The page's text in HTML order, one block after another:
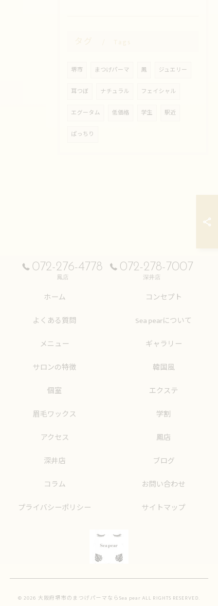
タグ Tags
堺市 まつげパーマ 鳳 ジュエリー
耳つぼ ナチュラル フェイシャル
エグータム 低価格 学生 駅近
ぱっちり
072-276-4778
鳳店
072-278-7007
深井店
ホーム
コンセプト
よくある質問
Sea pearについて
メニュー
ギャラリー
サロンの特徴
韓国風
個室
エクステ
眉毛ワックス
学割
アクセス
鳳店
深井店
ブログ
コラム
お問い合わせ
プライバシーポリシー
サイトマップ
© 2026 大阪府堺市のまつげパーマならSea pear ALL RIGHTS RESERVED.